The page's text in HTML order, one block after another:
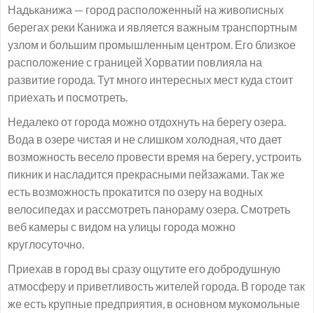
Надьканижа — город расположенный на живописных
берегах реки Канижа и является важным транспортным
узлом и большим промышленным центром. Его близкое
расположение с границей Хорватии повлияла на
развитие города. Тут много интересных мест куда стоит
приехать и посмотреть.
Недалеко от города можно отдохнуть на берегу озера.
Вода в озере чистая и не слишком холодная, что дает
возможность весело провести время на берегу, устроить
пикник и насладится прекрасными пейзажами. Так же
есть возможность прокатится по озеру на водных
велосипедах и рассмотреть панораму озера. Смотреть
веб камеры с видом на улицы города можно
круглосуточно.
Приехав в город вы сразу ощутите его добродушную
атмосферу и приветливость жителей города. В городе так
же есть крупные предприятия, в основном мукомольные